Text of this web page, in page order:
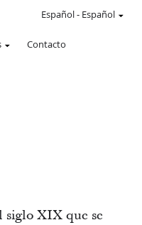
Contacto
Español- Español
XIX que se